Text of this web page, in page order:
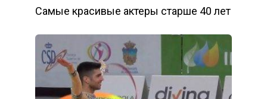
Самые красивые актеры старше 40 лет